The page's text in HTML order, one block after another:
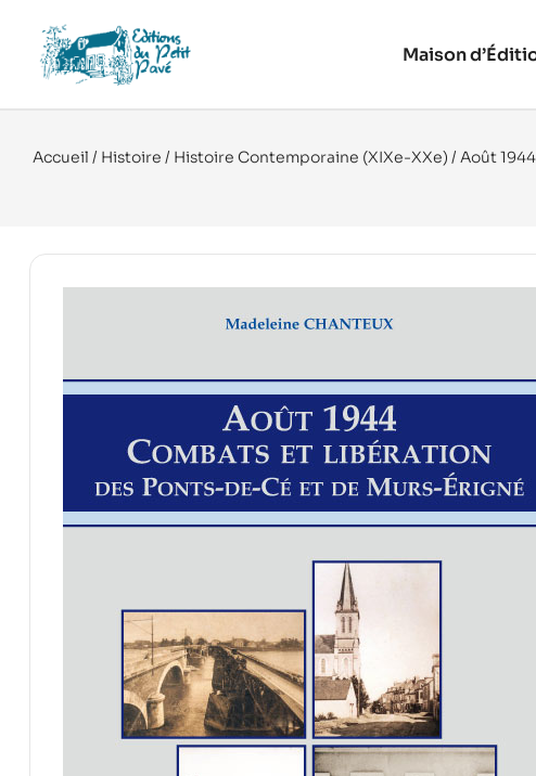
Maison
Accueil / Histoire / Histoire Contemporaine (XIXe-XXe) / Août